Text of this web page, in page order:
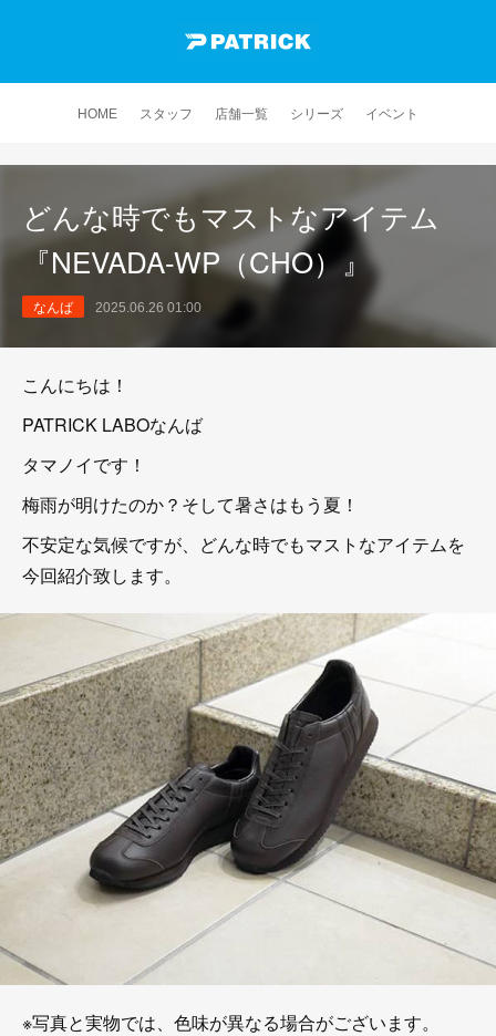
HOME スタッフ 店舗一覧 シリーズ イベント
どんな時でもマストなアイテム
『NEVADA-WP（CHO）』
なんば 2025.06.26 01:00
こんにちは！
PATRICK LABOなんば
タマノイです！
梅雨が明けたのか？そして暑さはもう夏！
不安定な気候ですが、どんな時でもマストなアイテムを
今回紹介致します。
※写真と実物では、色味が異なる場合がございます。